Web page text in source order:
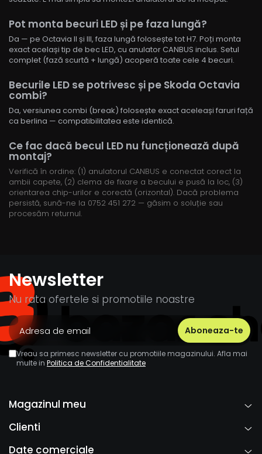
Pot monta becuri LED și pe faza lungă?
Da — pe Octavia II și III, faza lungă folosește tot H7. Poți monta
exact același tip de bec LED, cu anulator CANBUS inclus. Setul
complet (fază scurtă + lungă) acoperă toate cele 4 becuri.
Becurile LED se potrivesc și pe Skoda Octavia
combi?
Da, versiunea combi (break) folosește exact aceleași faruri față
ca berlina — compatibilitatea este identică.
Ce fac dacă becul LED nu funcționează după
montaj?
Verifică în ordine: (1) anulatorul CANBUS e conectat corect la
ambii capete, (2) clema de fixare a becului e pusă la loc, (3)
orientarea chip-urilor e corectă (orizontal). Dacă problema
persistă, sună-ne la 0752 451 272 — găsim o soluție sau
procesăm returnul.
Newsletter
Nu rata ofertele si promotiile noastre
Vreau sa primesc newsletter cu promotiile magazinului. Afla mai
multe in Politica de Confidentialitate
Magazinul meu
Clienti
Date comerciale